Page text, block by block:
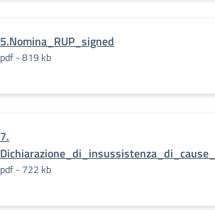
5.Nomina_RUP_signed
pdf - 819 kb
7.
pdf - 722 kb